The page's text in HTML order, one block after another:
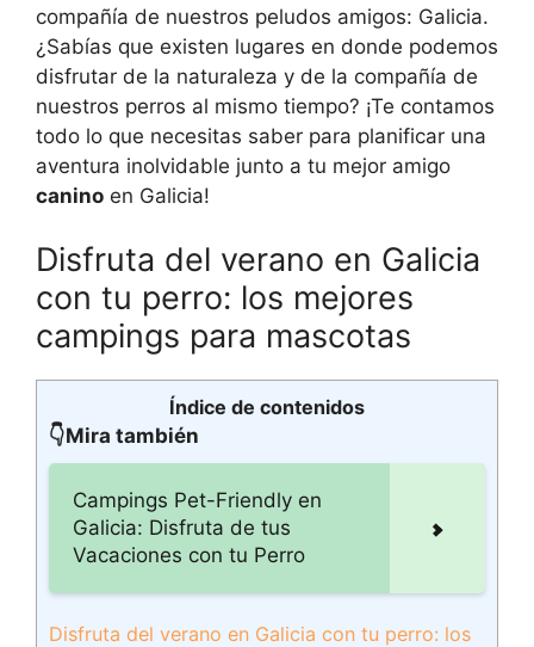
compañía de nuestros peludos amigos: Galicia.
¿Sabías que existen lugares en donde podemos
disfrutar de la naturaleza y de la compañía de
nuestros perros al mismo tiempo? ¡Te contamos
todo lo que necesitas saber para planificar una
aventura inolvidable junto a tu mejor amigo
canino en Galicia!
Disfruta del verano en Galicia
con tu perro: los mejores
campings para mascotas
Índice de contenidos
👇Mira también
Campings Pet-Friendly en
Galicia: Disfruta de tus
Vacaciones con tu Perro
Disfruta del verano en Galicia con tu perro: los